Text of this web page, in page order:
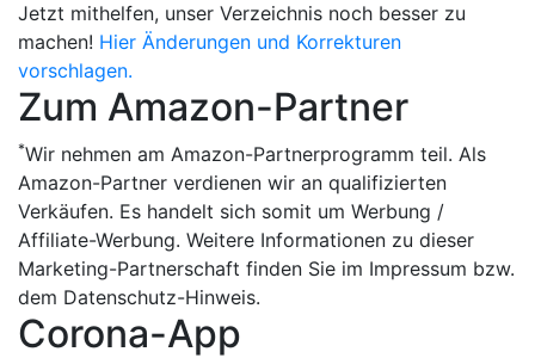
Jetzt mithelfen, unser Verzeichnis noch besser zu
machen! Hier Änderungen und Korrekturen
vorschlagen.
Zum Amazon-Partner
*Wir nehmen am Amazon-Partnerprogramm teil. Als
Amazon-Partner verdienen wir an qualifizierten
Verkäufen. Es handelt sich somit um Werbung /
Affiliate-Werbung. Weitere Informationen zu dieser
Marketing-Partnerschaft finden Sie im Impressum bzw.
dem Datenschutz-Hinweis.
Corona-App